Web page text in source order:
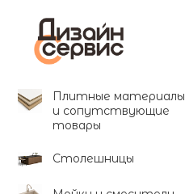
Плитные материалы
и сопутствующие
товары
Столешницы